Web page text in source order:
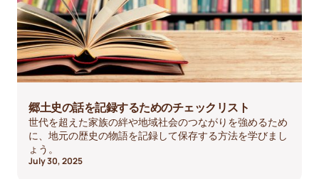
郷土史の話を記録するためのチェックリスト
世代を超えた家族の絆や地域社会のつながりを強めるため
に、地元の歴史の物語を記録して保存する方法を学びまし
ょう。
July 30, 2025